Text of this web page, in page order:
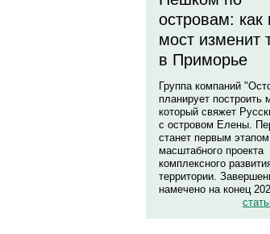
островам: как
мост изменит
в Приморье
Группа компаний
планирует построить
который свяжет
с островом Елены.
станет первым этапом
масштабного проекта
комплексного
территории.
намечено на конец